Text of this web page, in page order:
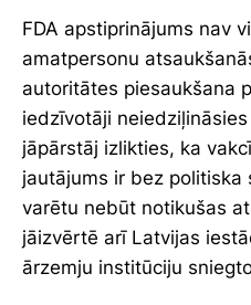
FDA apstiprinājums nav
amatpersonu
autoritātes piesaukšana
iedzīvotāji
jāpārstāj izlikties, ka
jautājums ir bez politiska
varētu nebūt notikušas
jāizvērtē arī Latvijas
ārzemju institūciju